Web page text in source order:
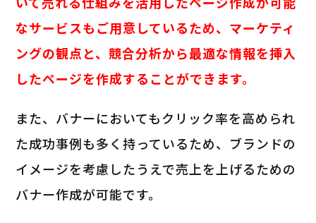
なサービスもご用意しているため、マーケティ
ングの観点と、競合分析から最適な情報を挿入
したページを作成することができます。
また、バナーにおいてもクリック率を高められ
た成功事例も多く持っているため、ブランドの
イメージを考慮したうえで売上を上げるための
バナー作成が可能です。